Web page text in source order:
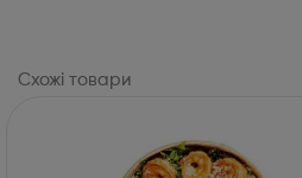
Схожі товари